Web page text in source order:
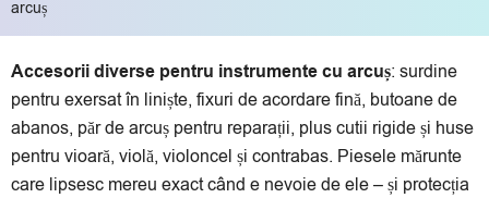
arcuș
Accesorii diverse pentru instrumente cu arcuș: surdine
pentru exersat în liniște, fixuri de acordare fină, butoane de
abanos, păr de arcuș pentru reparații, plus cutii rigide și huse
pentru vioară, violă, violoncel și contrabas. Piesele mărunte
care lipsesc mereu exact când e nevoie de ele – și protecția